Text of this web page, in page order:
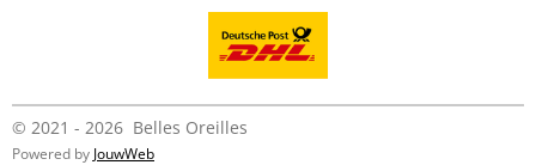
© 2021 - 2026 Belles Oreilles
Powered by JouwWeb